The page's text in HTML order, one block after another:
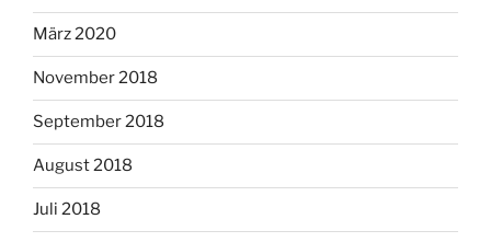
März 2020
November 2018
September 2018
August 2018
Juli 2018